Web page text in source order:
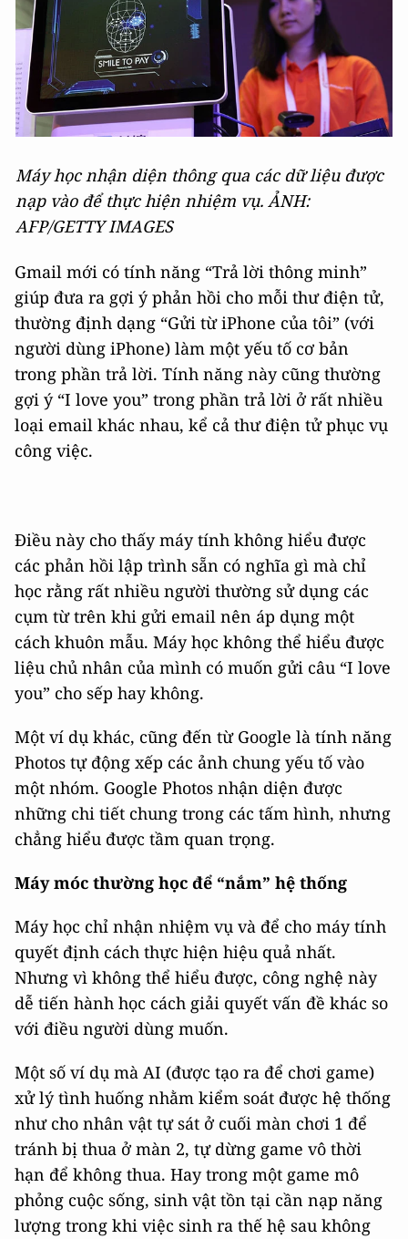
Máy học nhận diện thông qua các dữ liệu được
nạp vào để thực hiện nhiệm vụ. ẢNH:
AFP/GETTY IMAGES
Gmail mới có tính năng “Trả lời thông minh”
giúp đưa ra gợi ý phản hồi cho mỗi thư điện tử,
thường định dạng “Gửi từ iPhone của tôi” (với
người dùng iPhone) làm một yếu tố cơ bản
trong phần trả lời. Tính năng này cũng thường
gợi ý “I love you” trong phần trả lời ở rất nhiều
loại email khác nhau, kể cả thư điện tử phục vụ
công việc.
Điều này cho thấy máy tính không hiểu được
các phản hồi lập trình sẵn có nghĩa gì mà chỉ
học rằng rất nhiều người thường sử dụng các
cụm từ trên khi gửi email nên áp dụng một
cách khuôn mẫu. Máy học không thể hiểu được
liệu chủ nhân của mình có muốn gửi câu “I love
you” cho sếp hay không.
Một ví dụ khác, cũng đến từ Google là tính năng
Photos tự động xếp các ảnh chung yếu tố vào
một nhóm. Google Photos nhận diện được
những chi tiết chung trong các tấm hình, nhưng
chẳng hiểu được tầm quan trọng.
Máy móc thường học để “nắm” hệ thống
Máy học chỉ nhận nhiệm vụ và để cho máy tính
quyết định cách thực hiện hiệu quả nhất.
Nhưng vì không thể hiểu được, công nghệ này
dễ tiến hành học cách giải quyết vấn đề khác so
với điều người dùng muốn.
Một số ví dụ mà AI (được tạo ra để chơi game)
xử lý tình huống nhằm kiểm soát được hệ thống
như cho nhân vật tự sát ở cuối màn chơi 1 để
tránh bị thua ở màn 2, tự dừng game vô thời
hạn để không thua. Hay trong một game mô
phỏng cuộc sống, sinh vật tồn tại cần nạp năng
lượng trong khi việc sinh ra thế hệ sau không